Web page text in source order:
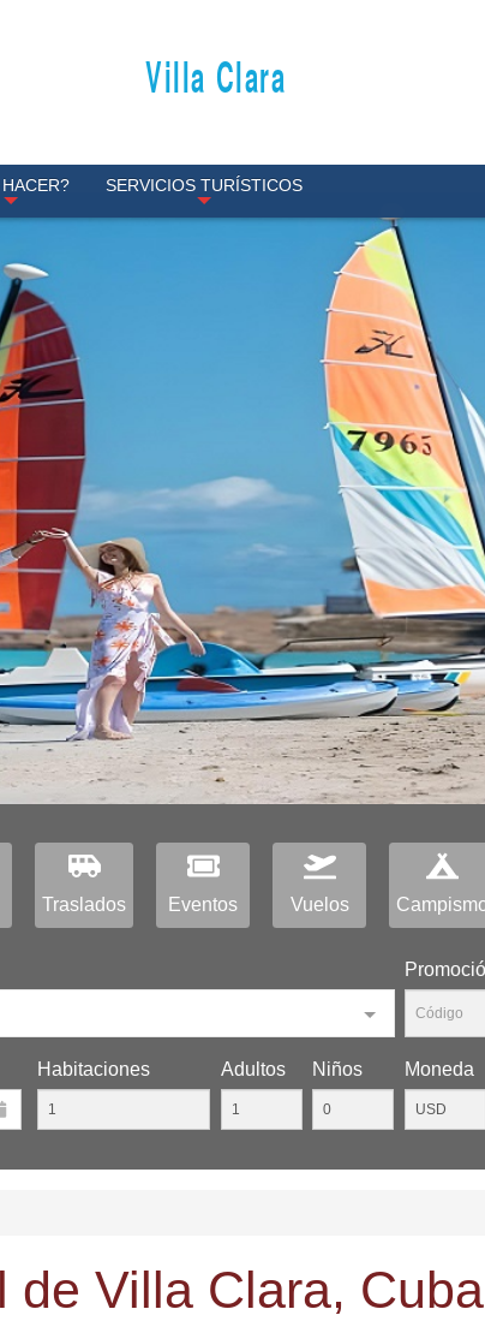
Villa Clara
SERVICIOS TURÍSTICOS
Traslados Eventos Vuelos
Habitaciones Adultos Niños
Moneda
de Villa Clara, Cuba